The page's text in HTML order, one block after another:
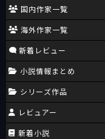
国内作家一覧
海外作家一覧
新着レビュー
小説情報まとめ
シリーズ作品
レビュアー
新着小説